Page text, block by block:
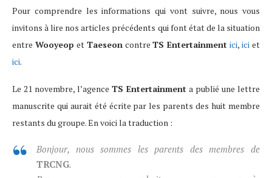
Pour comprendre les informations qui vont suivre, nous vous
invitons à lire nos articles précédents qui font état de la situation
entre Wooyeop et TaeseoncontreTS Entertainment ici,ici et
ici.
Le 21 novembre, l’agence TS Entertainment a publié une lettre
manuscrite qui aurait été écrite par les parents des huit membre
restants du groupe. En voici la traduction :
Bonjour, nous sommes les parents des membres de
TRCNG.